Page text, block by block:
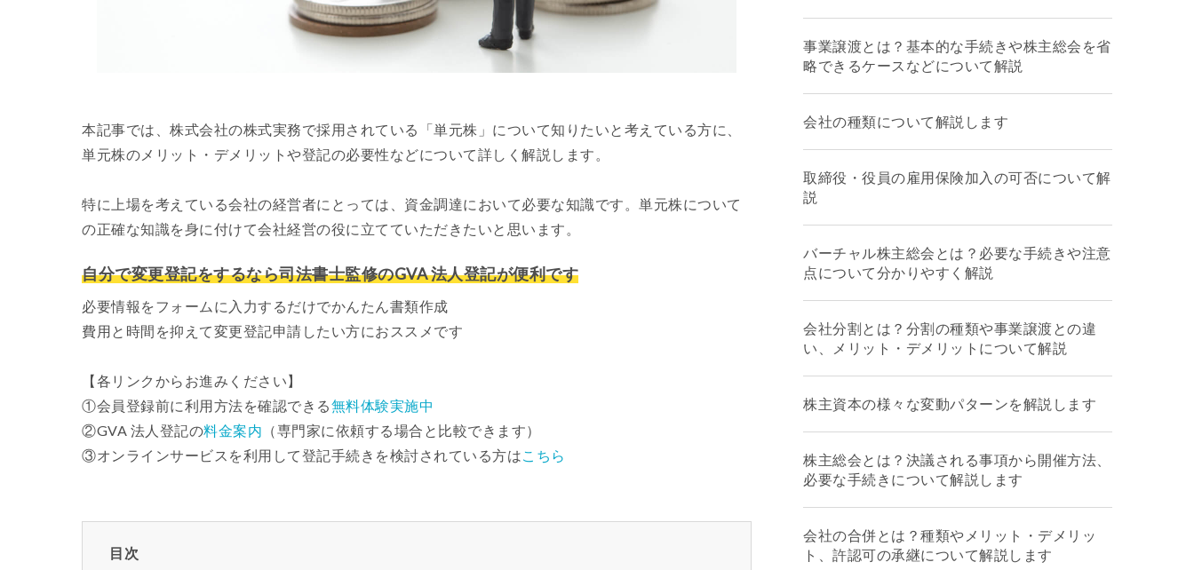
本記事では、株式会社の株式実務で採用されている「単元株」について知りたいと考えている方に、
単元株のメリット・デメリットや登記の必要性などについて詳しく解説します。
特に上場を考えている会社の経営者にとっては、資金調達において必要な知識です。単元株について
の正確な知識を身に付けて会社経営の役に立てていただきたいと思います。
自分で変更登記をするなら司法書士監修のGVA 法人登記が便利です
必要情報をフォームに入力するだけでかんたん書類作成
費用と時間を抑えて変更登記申請したい方におススメです
【各リンクからお進みください】
①会員登録前に利用方法を確認できる無料体験実施中
②GVA 法人登記の料金案内 （専門家に依頼する場合と比較できます）
③オンラインサービスを利用して登記手続きを検討されている方はこちら
目次
事業譲渡とは？基本的な手続きや株主総会を省
略できるケースなどについて解説
会社の種類について解説します
取締役・役員の雇用保険加入の可否について解
説
バーチャル株主総会とは？必要な手続きや注意
点について分かりやすく解説
会社分割とは？分割の種類や事業譲渡との違
い、メリット・デメリットについて解説
株主資本の様々な変動パターンを解説します
株主総会とは？決議される事項から開催方法、
必要な手続きについて解説します
会社の合併とは？種類やメリット・デメリッ
ト、許認可の承継について解説します